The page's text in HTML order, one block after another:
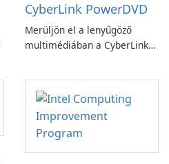
CyberLink PowerDVD
Merüljön el a lenyűgöző
multimédiában a CyberLink